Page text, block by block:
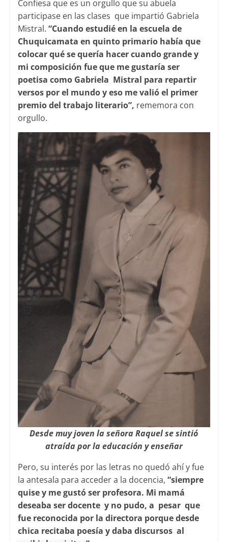
Confiesa que es un orgullo que su abuela
participase en las clases que impartió Gabriela
Mistral. “Cuando estudié en la escuela de
Chuquicamata en quinto primario había que
colocar qué se quería hacer cuando grande y
mi composición fue que me gustaría ser
poetisa como Gabriela Mistral para repartir
versos por el mundo y eso me valió el primer
premio del trabajo literario”, rememora con
orgullo.
Desde muy joven la señora Raquel se sintió
atraída por la educación y enseñar
Pero, su interés por las letras no quedó ahí y fue
la antesala para acceder a la docencia, “siempre
quise y me gustó ser profesora. Mi mamá
deseaba ser docente y no pudo, a pesar que
fue reconocida por la directora porque desde
chica recitaba poesía y daba discursos al